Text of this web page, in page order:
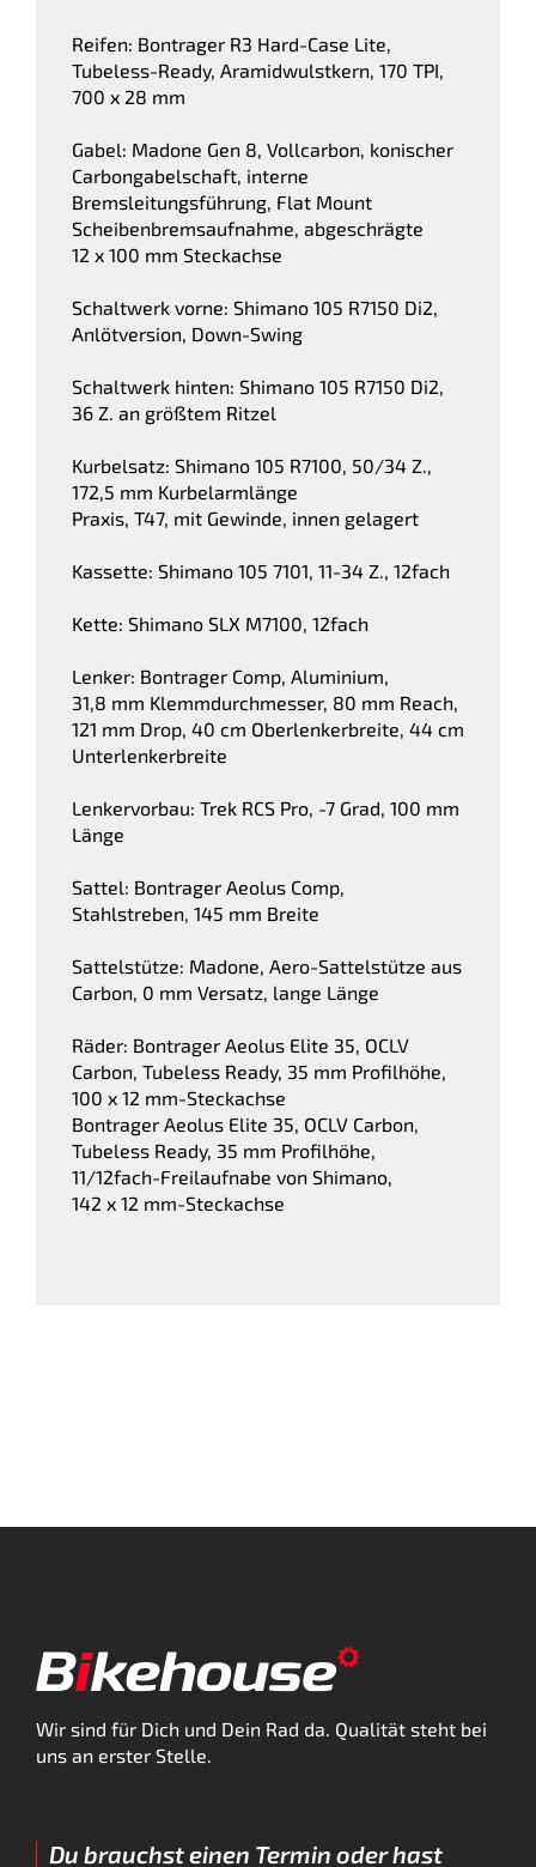
Reifen: Bontrager R3 Hard-Case Lite,
Tubeless-Ready, Aramidwulstkern, 170 TPI,
700 x 28 mm
Gabel: Madone Gen 8, Vollcarbon, konischer
Carbongabelschaft, interne
Bremsleitungsführung, Flat Mount
Scheibenbremsaufnahme, abgeschrägte
12 x 100 mm Steckachse
Schaltwerk vorne: Shimano 105 R7150 Di2,
Anlötversion, Down-Swing
Schaltwerk hinten: Shimano 105 R7150 Di2,
36 Z. an größtem Ritzel
Kurbelsatz: Shimano 105 R7100, 50/34 Z.,
172,5 mm Kurbelarmlänge
Praxis, T47, mit Gewinde, innen gelagert
Kassette: Shimano 105 7101, 11-34 Z., 12fach
Kette: Shimano SLX M7100, 12fach
Lenker: Bontrager Comp, Aluminium,
31,8 mm Klemmdurchmesser, 80 mm Reach,
121 mm Drop, 40 cm Oberlenkerbreite, 44 cm
Unterlenkerbreite
Lenkervorbau: Trek RCS Pro, -7 Grad, 100 mm
Länge
Sattel: Bontrager Aeolus Comp,
Stahlstreben, 145 mm Breite
Sattelstütze: Madone, Aero-Sattelstütze aus
Carbon, 0 mm Versatz, lange Länge
Räder: Bontrager Aeolus Elite 35, OCLV
Carbon, Tubeless Ready, 35 mm Profilhöhe,
100 x 12 mm-Steckachse
Bontrager Aeolus Elite 35, OCLV Carbon,
Tubeless Ready, 35 mm Profilhöhe,
11/12fach-Freilaufnabe von Shimano,
142 x 12 mm-Steckachse
Wir sind für Dich und Dein Rad da. Qualität steht bei
uns an erster Stelle.
Du brauchst einen Termin oder hast